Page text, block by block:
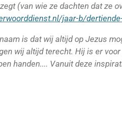
(van wie ze dachten dat ze
jaar-b/
is dat wij altijd op Jezus
wij altijd terecht. Hij is er
handen.... Vanuit deze